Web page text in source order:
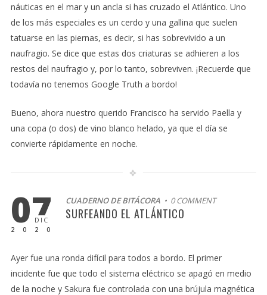
náuticas en el mar y un ancla si has cruzado el Atlántico. Uno
de los más especiales es un cerdo y una gallina que suelen
tatuarse en las piernas, es decir, si has sobrevivido a un
naufragio. Se dice que estas dos criaturas se adhieren a los
restos del naufragio y, por lo tanto, sobreviven. ¡Recuerde que
todavía no tenemos Google Truth a bordo!
Bueno, ahora nuestro querido Francisco ha servido Paella y
una copa (o dos) de vino blanco helado, ya que el día se
convierte rápidamente en noche.
07
DIC
2020
CUADERNO DE BITÁCORA• 0 COMMENT
SURFEANDO EL ATLÁNTICO
Ayer fue una ronda difícil para todos a bordo. El primer
incidente fue que todo el sistema eléctrico se apagó en medio
de la noche y Sakura fue controlada con una brújula magnética